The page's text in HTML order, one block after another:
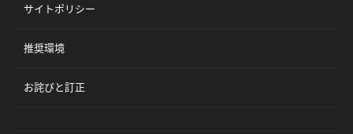
サイトポリシー
推奨環境
お詫びと訂正